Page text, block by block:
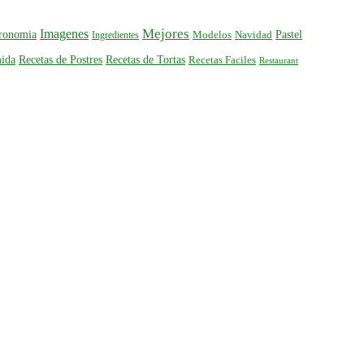
Imagenes Ingredientes Mejores Modelos Navidad Pastel
Recetas de Postres Recetas de Tortas Recetas Faciles Restaurant